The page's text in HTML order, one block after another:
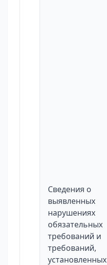
Сведения о
выявленных
нарушениях
обязательных
требований и
требований,
установленных